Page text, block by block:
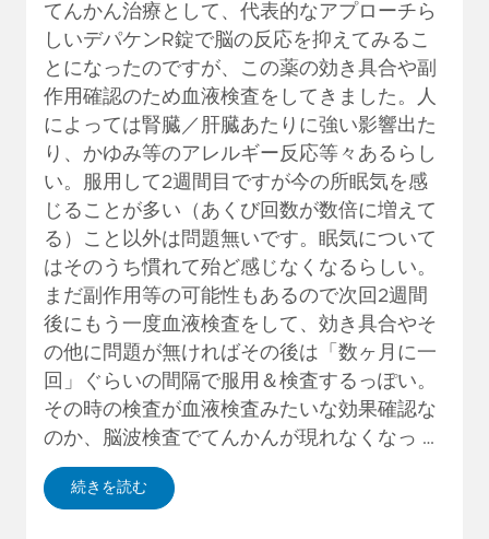
てんかん治療として、代表的なアプローチら
しいデパケンR錠で脳の反応を抑えてみるこ
とになったのですが、この薬の効き具合や副
作用確認のため血液検査をしてきました。人
によっては腎臓／肝臓あたりに強い影響出た
り、かゆみ等のアレルギー反応等々あるらし
い。服用して2週間目ですが今の所眠気を感
じることが多い（あくび回数が数倍に増えて
る）こと以外は問題無いです。眠気について
はそのうち慣れて殆ど感じなくなるらしい。
まだ副作用等の可能性もあるので次回2週間
後にもう一度血液検査をして、効き具合やそ
の他に問題が無ければその後は「数ヶ月に一
回」ぐらいの間隔で服用＆検査するっぽい。
その時の検査が血液検査みたいな効果確認な
のか、脳波検査でてんかんが現れなくなっ …
続きを読む